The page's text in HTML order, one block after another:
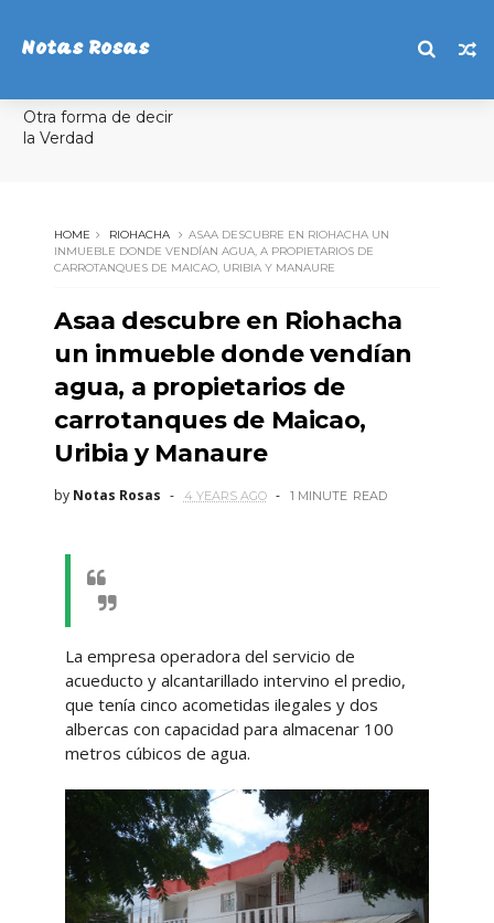
Notas Rosas
Otra forma de decir
la Verdad
HOME RIOHACHA
ASAA DESCUBRE EN RIOHACHA UN
INMUEBLE DONDE VENDÍAN AGUA, A PROPIETARIOS DE
CARROTANQUES DE MAICAO, URIBIA Y MANAURE
Asaa descubre en Riohacha
un inmueble donde vendían
agua, a propietarios de
carrotanques de Maicao,
Uribia y Manaure
by Notas Rosas 4 YEARS AGO 1 MINUTE READ
La empresa operadora del servicio de
acueducto y alcantarillado intervino el predio,
que tenía cinco acometidas ilegales y dos
albercas con capacidad para almacenar 100
metros cúbicos de agua.